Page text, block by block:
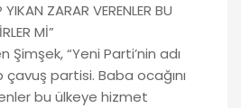
ZARAR VERENLER BU
Mİ”
Şimşek, “Yeni Parti’nin adı
partisi. Baba ocağını
bu ülkeye hizmet